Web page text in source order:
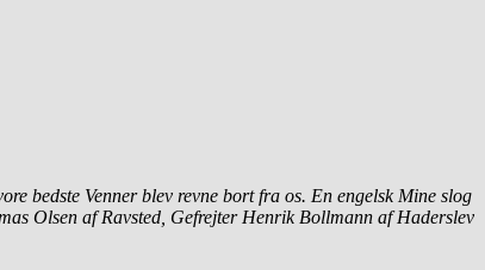
bedste Venner blev revne bort fra os. En engelsk Mine slog
Olsen af Ravsted, Gefrejter Henrik Bollmann af Haderslev